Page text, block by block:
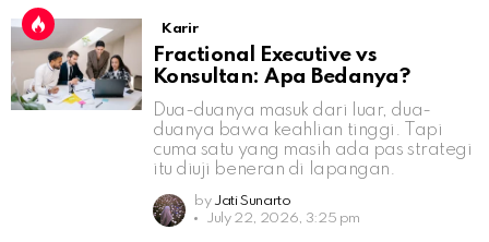
Karir
Fractional Executive vs
Konsultan: Apa Bedanya?
Dua-duanya masuk dari luar, dua-
duanya bawa keahlian tinggi. Tapi
cuma satu yang masih ada pas strategi
itu diuji beneran di lapangan.
by Jati Sunarto
July 22, 2026, 3:25 pm